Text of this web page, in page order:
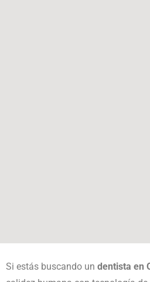
Si estás buscando un dentista en